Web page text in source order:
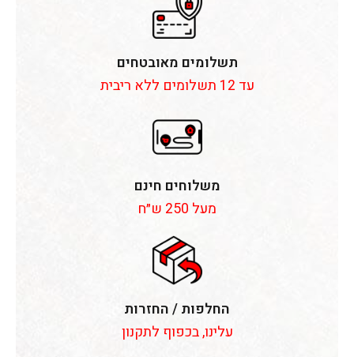
תשלומים מאובטחים
עד 12 תשלומים ללא ריבית
משלוחים חינם
מעל 250 ש״ח
החלפות / החזרות
עלינו, בכפוף לתקנון